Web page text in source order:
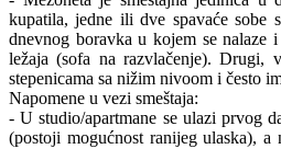
kupatila, jedne ili dve spavaće sobe
dnevnog boravka u kojem se
ležaja (sofa na razvlačenje). Drugi,
stepenicama sa nižim nivoom i često
Napomene u vezi smeštaja:
- U studio/apartmane se ulazi prvog
(postoji mogućnost ranijeg ulaska), a